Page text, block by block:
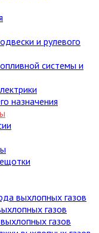
и рулевого
системы и
назначения
выхлопных газов
газов
газов